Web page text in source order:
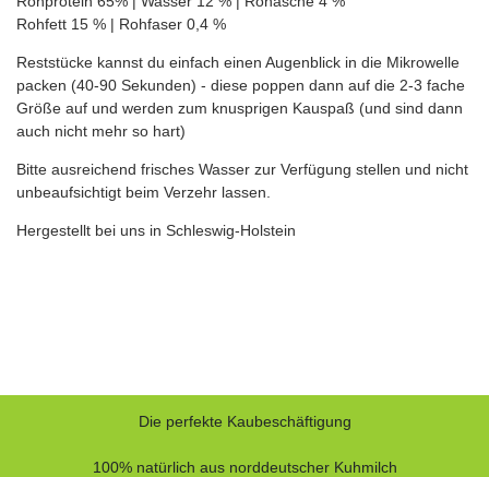
Rohfett 15 % | Rohfaser 0,4 %
Reststücke kannst du einfach einen Augenblick in die Mikrowelle
packen (40-90 Sekunden) - diese poppen dann auf die 2-3 fache
Größe auf und werden zum knusprigen Kauspaß (und sind dann
auch nicht mehr so hart)
Bitte ausreichend frisches Wasser zur Verfügung stellen und nicht
unbeaufsichtigt beim Verzehr lassen.
Hergestellt bei uns in Schleswig-Holstein
Die perfekte Kaubeschäftigung
100% natürlich aus norddeutscher Kuhmilch